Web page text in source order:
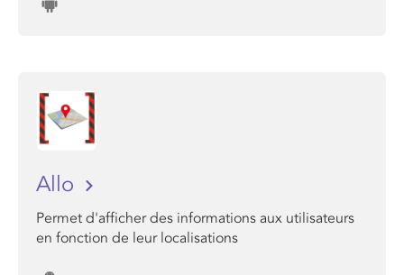
Allo
Permet d'afficher des informations aux utilisateurs
en fonction de leur localisations